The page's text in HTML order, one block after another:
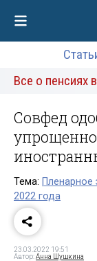
Все о пенсиях
Совфед
Тема: Пленарное
2022 года
23.03.2022 19:51
Автор:Анна Шушкина